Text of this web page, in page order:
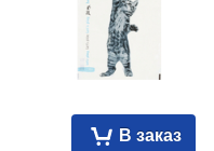
В заказ